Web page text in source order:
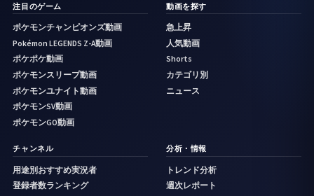
注目のゲーム
ポケモンチャンピオンズ動画
Pokémon LEGENDS Z-A動画
ポケポケ動画
ポケモンスリープ動画
ポケモンユナイト動画
ポケモンSV動画
ポケモンGO動画
動画を探す
急上昇
人気動画
Shorts
カテゴリ別
ニュース
チャンネル
用途別おすすめ実況者
登録者数ランキング
分析・情報
トレンド分析
週次レポート